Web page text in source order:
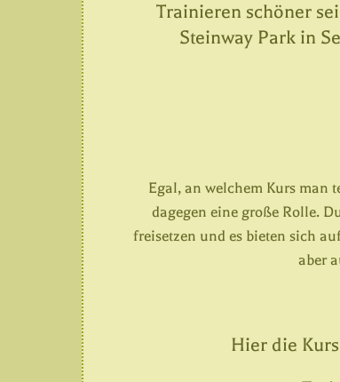
Trainieren schöner
Steinway Park in
Egal, an welchem Kurs man
dagegen eine große Rolle.
freisetzen und es bieten sich
aber
Hier die